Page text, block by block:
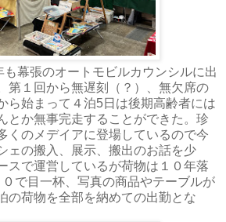
幕張のオートモビルカウンシルに出
第１回から無遅刻（？）、無欠席の
ら始まって４泊5日は後期高齢者には
とか無事完走することができた。珍
くのメデイアに登場しているので今
ェの搬入、展示、搬出のお話を少
スで運営しているが荷物は１０年落
で目一杯、写真の商品やテーブルが
の荷物を全部を納めての出勤とな